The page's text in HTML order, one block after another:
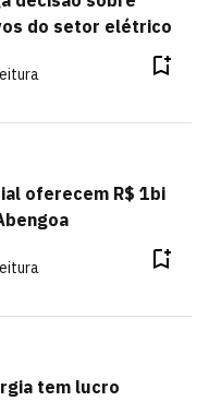
do setor elétrico
oferecem R$ 1bi
tem lucro